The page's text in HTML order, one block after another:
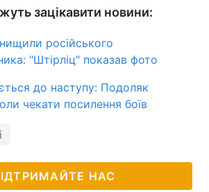
зацікавити новини:
російського
"Штірліц" показав фото
до наступу: Подоляк
чекати посилення боїв
НАС